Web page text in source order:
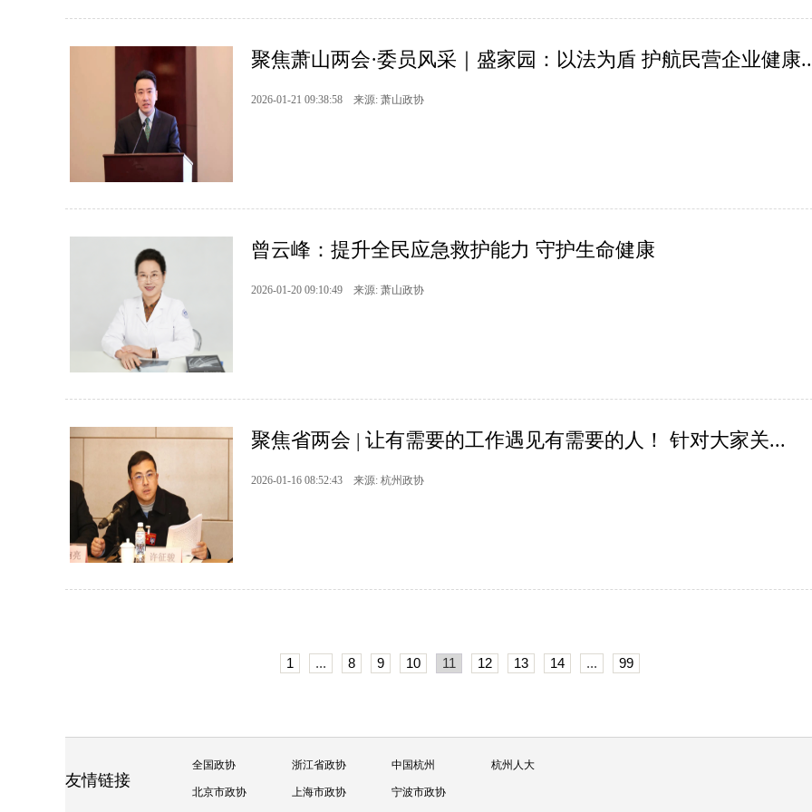
聚焦萧山两会·委员风采｜盛家园：以法为盾 护航民营企业健康
2026-01-21 09:38:58 来源: 萧山政协
曾云峰：提升全民应急救护能力 守护生命健康
2026-01-20 09:10:49 来源: 萧山政协
聚焦省两会 | 让有需要的工作遇见有需要的人！ 针对大家关...
2026-01-16 08:52:43 来源: 杭州政协
1 ... 8 9 10 11 12 13 14 ... 99
友情链接
全国政协 浙江省政协 中国杭州 杭州人大
北京市政协 上海市政协 宁波市政协